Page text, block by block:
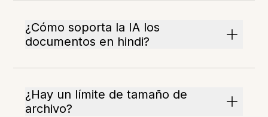
¿Cómo soporta la IA los
documentos en hindi?
¿Hay un límite de tamaño de
archivo?